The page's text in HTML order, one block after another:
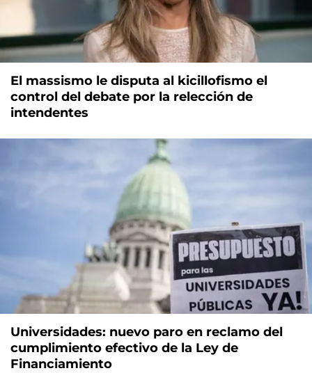
El massismo le disputa al kicillofismo el
control del debate por la relección de
intendentes
Universidades: nuevo paro en reclamo del
cumplimiento efectivo de la Ley de
Financiamiento